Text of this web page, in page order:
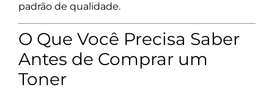
padrão de qualidade.
O Que Você Precisa Saber
Antes de Comprar um
Toner